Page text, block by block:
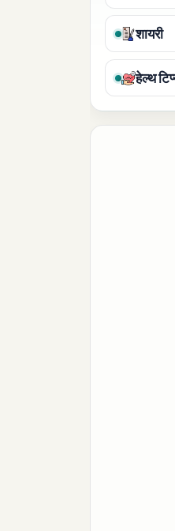
शायरी
हेल्थ